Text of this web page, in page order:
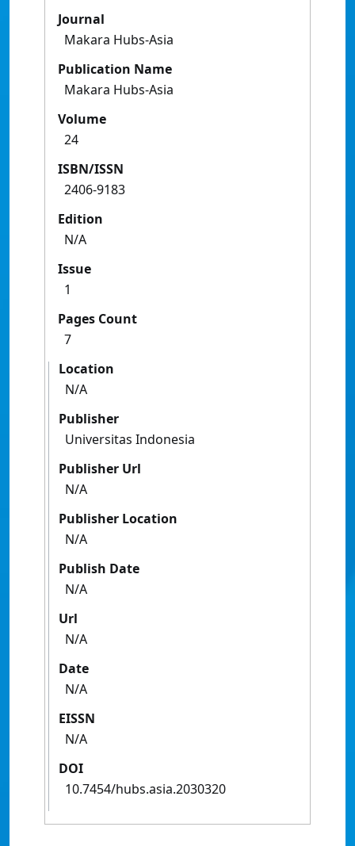
Journal
Makara Hubs-Asia
Publication Name
Makara Hubs-Asia
Volume
24
ISBN/ISSN
2406-9183
Edition
N/A
Issue
1
Pages Count
7
Location
N/A
Publisher
Universitas Indonesia
Publisher Url
N/A
Publisher Location
N/A
Publish Date
N/A
Url
N/A
Date
N/A
EISSN
N/A
DOI
10.7454/hubs.asia.2030320